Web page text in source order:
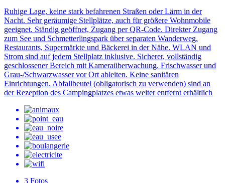
Ruhige Lage, keine stark befahrenen Straßen oder Lärm in der
Nacht. Sehr geräumige Stellplätze, auch für größere Wohnmobile
geeignet. Ständig geöffnet, Zugang per QR-Code. Direkter Zugang
zum See und Schmetterlingspark über separaten Wanderweg.
Restaurants, Supermärkte und Bäckerei in der Nähe. WLAN und
Strom sind auf jedem Stellplatz inklusive. Sicherer, vollständig
geschlossener Bereich mit Kameraüberwachung. Frischwasser und
Grau-/Schwarzwasser vor Ort ableiten. Keine sanitären
Einrichtungen. Abfallbeutel (obligatorisch zu verwenden) sind an
der Rezeption des Campingplatzes etwas weiter entfernt erhältlich
3 Fotos